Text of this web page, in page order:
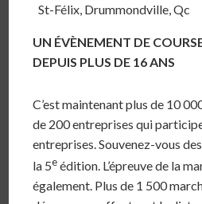
St-Félix, Drummondville, Qc
UN ÉVÈNEMENT DE
DEPUIS PLUS DE 16 ANS
C’est maintenant plus de 10
de 200 entreprises qui
entreprises. Souvenez-vous
la 5eédition. L’épreuve de la
également. Plus de 1 500